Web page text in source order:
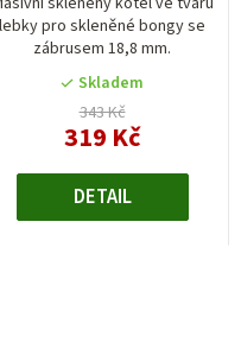
lebky pro skleněné bongy se
zábrusem 18,8 mm.
Skladem
343 Kč
319 Kč
DETAIL